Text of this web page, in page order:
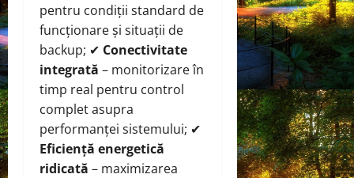
pentru condiții standard de
funcționare și situații de
backup; ✔ Conectivitate
integrată – monitorizare în
timp real pentru control
complet asupra
performanței sistemului; ✔
Eficiență energetică
ridicată – maximizarea